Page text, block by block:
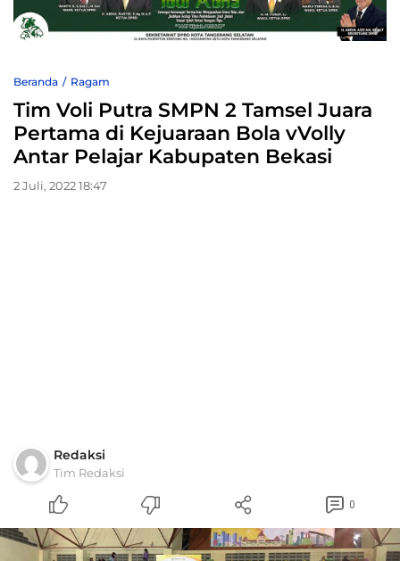
Beranda Ragam
Tim Voli Putra SMPN 2 Tamsel Juara
Pertama di Kejuaraan Bola vVolly
Antar Pelajar Kabupaten Bekasi
2 Juli, 2022 18:47
Redaksi
Tim Redaksi
0